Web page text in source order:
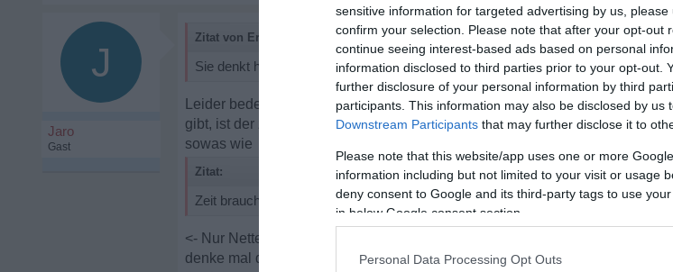
sensitive information for targeted advertising by us,
confirm your selection. Please note that after your opt-out
continue seeing interest-based ads based on personal
information disclosed to third parties prior to your opt-out.
further disclosure of your personal information by third
participants. This information may also be disclosed by us
Downstream Participants that may further disclose it to
Please note that this website/app uses one or more
information including but not limited to your visit or usage
deny consent to Google and its third-party tags to use
in below Google consent section.
Personal Data Processing Opt Outs
J
Jaro
Gast
Zitat von Eru1801:
Sie denkt halt das es so keine Zukunft für uns hat wenn ich so viel
Leider bedeutet es mehr oder weniger eher als Nette floskel, wenn sie
gibt, ist der zug (IN) meisten Fall abgefahren in dieser hinsicht ich will nicht
sowas wie
Zitat:
Zeit braucht nachzudenken und den Kopf etwas frei zu kriegen
<- Nur Nette Floskeln um dem anderen nicht wirklich zuverletzten, eigene
denke mal durch dein klammern bzw "Klammern" allgemein am anfang ist